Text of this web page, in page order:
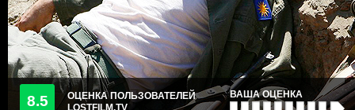
8.5
ОЦЕНКА ПОЛЬЗОВАТЕЛЕЙ
LOSTFILM.TV
ВАША ОЦЕНКА